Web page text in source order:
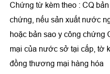
Chứng từ kèm theo : CQ
chứng, nếu sản xuất nước
hoặc bản sao y công chứng
mại của nước sở tại cấp, tờ
đồng thương mại hàng hóa